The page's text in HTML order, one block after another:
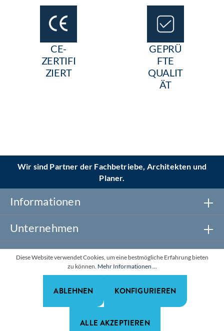
CE-
ZERTIFI
ZIERT
GEPRÜ
FTE
QUALIT
ÄT
Wir sind Partner der Fachbetriebe, Architekten und
Planer.
Informationen
Unternehmen
Newsletter abonnieren
*Alle Preise zzgl. gesetzl. Mehrwertsteuer. Alle Rechte
vorbehalten.
Diese Website verwendet Cookies, um eine bestmögliche Erfahrung bieten
zu können. Mehr Informationen ...
ABLEHNEN KONFIGURIEREN
ALLE AKZEPTIEREN